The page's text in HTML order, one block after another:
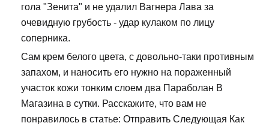
гола "Зенита" и не удалил Вагнера Лава за
очевидную грубость - удар кулаком по лицу
соперника.
Сам крем белого цвета, с довольно-таки противным
запахом, и наносить его нужно на пораженный
участок кожи тонким слоем два Параболан В
Магазина в сутки. Расскажите, что вам не
понравилось в статье: Отправить Следующая Как